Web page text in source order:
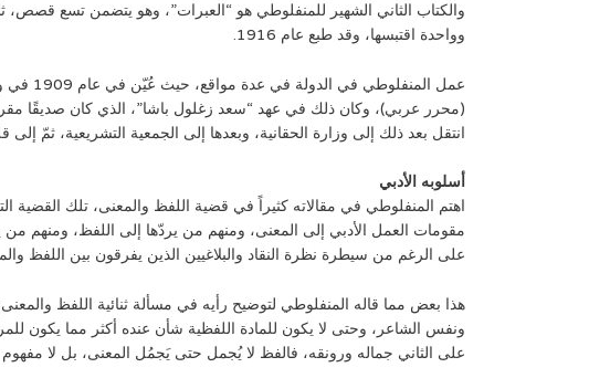
والكتاب الثاني الشهير للمنفلوطي هو “العبرات”، وهو يتضمن تسع قصص،
وواحدة اقتبسها، وقد طبع عام 1916.
عمل
(محرر عربي)، وكان ذلك في عهد “سعد زغلول باشا”، الذي كان صديقًا
انتقل بعد ذلك إلى وزارة الحقانية، وبعدها إلى الجمعية التشريعية، ثمّ
أسلوبه الأدبي
اهتم المنفلوطي في مقالاته كثيراً في قضية اللفظ والمعنى، تلك
مقومات العمل الأدبي إلى المعنى، ومنهم من يردّها إلى اللفظ، ومنهم
على الرغم من سيطرة نظرة النقاد والبلاغيين الذين يفرقون بين اللفظ
هذا بعض مما قاله المنفلوطي لتوضيح رأيه في مسألة ثنائية اللفظ
ونفس الشاعر، وحتى لا يكون للمادة اللفظية شأن عنده أكثر مما يكون
على الثاني جماله ورونقه، فالفظ لا يُجمل حتى يَجمُل المعنى، بل لا مفهوم